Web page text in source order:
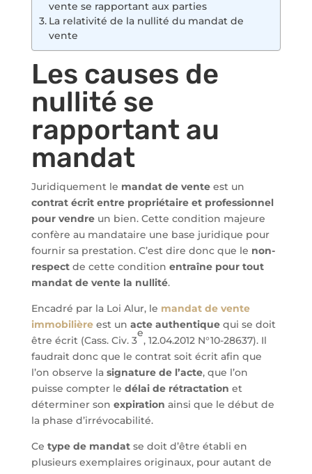
vente se rapportant aux parties
La relativité de la nullité du mandat de
vente
Les causes de
nullité se
rapportant au
mandat
Juridiquement le mandat de venteest un
contrat écrit entre propriétaire et professionnel
pour vendreun bien. Cette condition majeure
confère au mandataire une base juridique pour
fournir sa prestation. C’est dire donc que le non-
respectde cette condition entraîne pour tout
mandat de vente la nullité.
Encadré par la Loi Alur, le mandat de vente
immobilièreest un acte authentiquequi se doit
être écrit (Cass. Civ. 3
e
, 12.04.2012 N°10-28637). Il
faudrait donc que le contrat soit écrit afin que
l’on observe la signature de l’acte, que l’on
puisse compter le délai de rétractation et
déterminer son expiration ainsi que le début de
la phase d’irrévocabilité.
Ce type de mandatse doit d’être établi en
plusieurs exemplaires originaux, pour autant de